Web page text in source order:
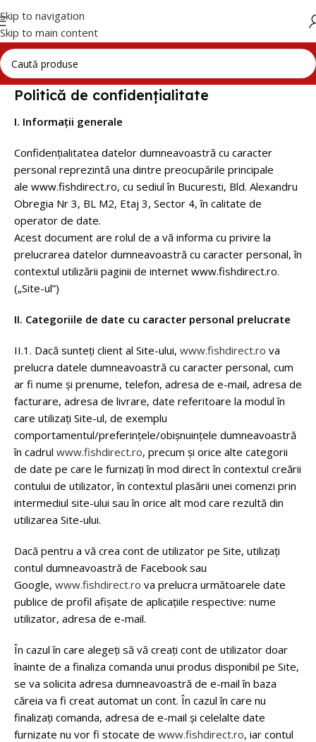
Skip to navigation
Skip to main content
Politică de confidențialitate
I. Informații generale
Confidențialitatea datelor dumneavoastră cu caracter
personal reprezintă una dintre preocupările principale
ale www.fishdirect.ro, cu sediul în Bucuresti, Bld. Alexandru
Obregia Nr 3, BL M2, Etaj 3, Sector 4, în calitate de
operator de date.
Acest document are rolul de a vă informa cu privire la
prelucrarea datelor dumneavoastră cu caracter personal, în
contextul utilizării paginii de internet www.fishdirect.ro.
(„Site-ul”)
II. Categoriile de date cu caracter personal prelucrate
II.1. Dacă sunteți client al Site-ului, www.fishdirect.ro va
prelucra datele dumneavoastră cu caracter personal, cum
ar fi nume şi prenume, telefon, adresa de e-mail, adresa de
facturare, adresa de livrare, date referitoare la modul în
care utilizați Site-ul, de exemplu
comportamentul/preferinţele/obişnuințele dumneavoastră
în cadrul www.fishdirect.ro, precum și orice alte categorii
de date pe care le furnizați în mod direct în contextul creării
contului de utilizator, în contextul plasării unei comenzi prin
intermediul site-ului sau în orice alt mod care rezultă din
utilizarea Site-ului.
Dacă pentru a vă crea cont de utilizator pe Site, utilizați
contul dumneavoastră de Facebook sau
Google, www.fishdirect.ro va prelucra următoarele date
publice de profil afişate de aplicaţiile respective: nume
utilizator, adresa de e-mail.
În cazul în care alegeți să vă creați cont de utilizator doar
înainte de a finaliza comanda unui produs disponibil pe Site,
se va solicita adresa dumneavoastră de e-mail în baza
căreia va fi creat automat un cont. În cazul în care nu
finalizați comanda, adresa de e-mail și celelalte date
furnizate nu vor fi stocate de www.fishdirect.ro, iar contul